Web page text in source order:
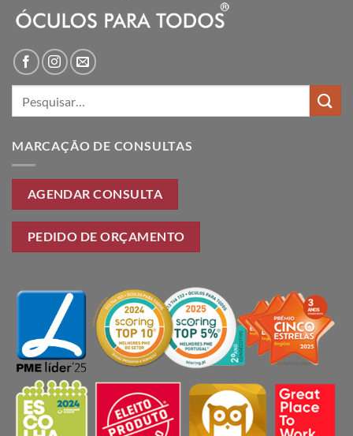
MARCAÇÃO DE CONSULTAS
AGENDAR CONSULTA
PEDIDO DE ORÇAMENTO